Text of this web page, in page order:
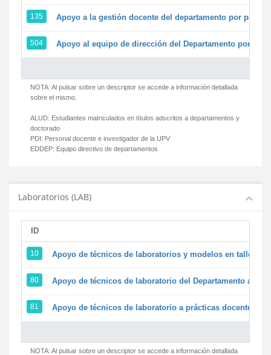
135 Apoyo a la gestión docente del departamento por parte
504 Apoyo al equipo de dirección del Departamento por
NOTA: Al pulsar sobre un descriptor se accede a información detallada
sobre el mismo.
ALUD: Estudiantes matriculados en títulos adscritos a departamentos y
doctorado
PDI: Personal docente e investigador de la UPV
EDDEP: Equipo directivo de departamentos
Laboratorios (LAB)
ID
10 Apoyo de técnicos de laboratorios y modelos en
80 Apoyo de técnicos de laboratorio del Departamento a la
81 Apoyo de técnicos de laboratorio a prácticas docentes y
NOTA: Al pulsar sobre un descriptor se accede a información detallada